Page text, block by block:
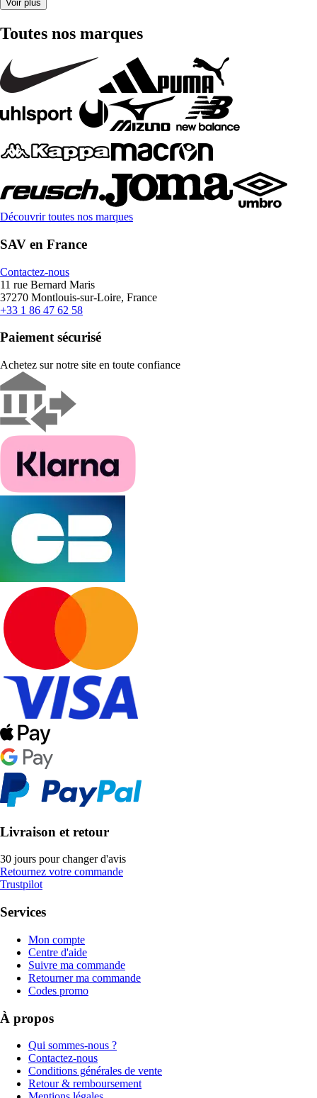
Voir plus
Toutes nos marques
Découvrir toutes nos marques
SAV en France
Contactez-nous
11 rue Bernard Maris
37270 Montlouis-sur-Loire, France
+33 1 86 47 62 58
Paiement sécurisé
Achetez sur notre site en toute confiance
Livraison et retour
30 jours pour changer d'avis
Retournez votre commande
Trustpilot
Services
Mon compte
Centre d'aide
Suivre ma commande
Retourner ma commande
Codes promo
À propos
Qui sommes-nous ?
Contactez-nous
Conditions générales de vente
Retour & remboursement